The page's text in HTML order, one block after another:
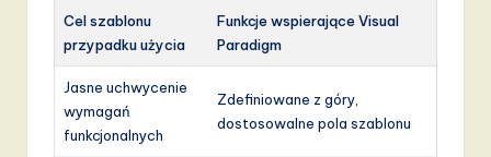
Cel szablonu
przypadku użycia
Funkcje wspierające Visual
Paradigm
Jasne uchwycenie
wymagań
funkcjonalnych
Zdefiniowane z góry,
dostosowalne pola szablonu